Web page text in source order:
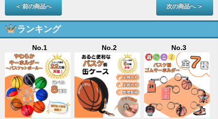
＜ 前の商品へ 次の商品へ ＞
ランキング
No.1 No.2 No.3